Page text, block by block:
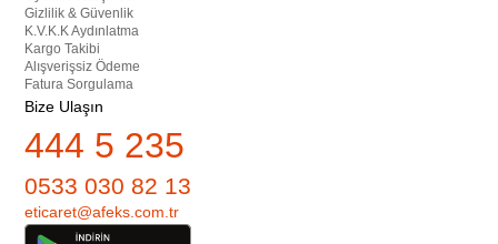
Gizlilik & Güvenlik
K.V.K.K Aydınlatma
Kargo Takibi
Alışverişsiz Ödeme
Fatura Sorgulama
Bize Ulaşın
444 5 235
0533 030 82 13
eticaret@afeks.com.tr